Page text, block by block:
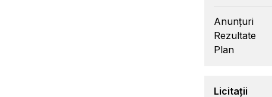
Anunțuri
Rezultate
Plan
Licitații